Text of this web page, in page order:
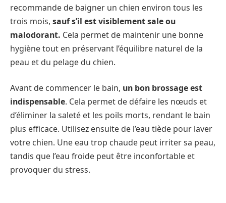
recommande de baigner un chien environ tous les
trois mois, sauf s’il est visiblement sale ou
malodorant. Cela permet de maintenir une bonne
hygiène tout en préservant l’équilibre naturel de la
peau et du pelage du chien.
Avant de commencer le bain, un bon brossage est
indispensable. Cela permet de défaire les nœuds et
d’éliminer la saleté et les poils morts, rendant le bain
plus efficace. Utilisez ensuite de l’eau tiède pour laver
votre chien. Une eau trop chaude peut irriter sa peau,
tandis que l’eau froide peut être inconfortable et
provoquer du stress.